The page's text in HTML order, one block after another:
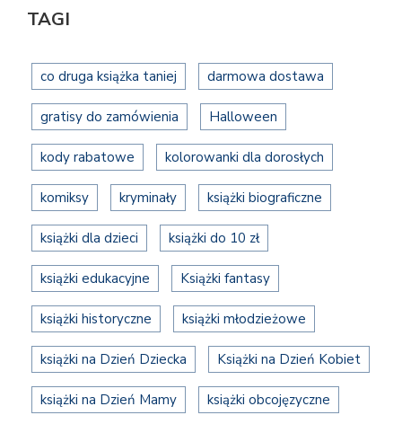
TAGI
co druga książka taniej darmowa dostawa
gratisy do zamówienia Halloween
kody rabatowe kolorowanki dla dorosłych
komiksy kryminały książki biograficzne
książki dla dzieci książki do 10 zł
książki edukacyjne Książki fantasy
książki historyczne książki młodzieżowe
książki na Dzień Dziecka Książki na Dzień Kobiet
książki na Dzień Mamy książki obcojęzyczne